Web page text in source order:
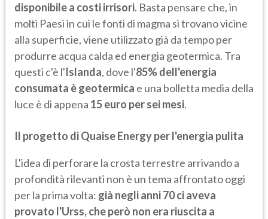
disponibile a costi irrisori. Basta pensare che, in
molti Paesi in cui le fonti di magma si trovano vicine
alla superficie, viene utilizzato già da tempo per
produrre acqua calda ed energia geotermica. Tra
questi c'è l'Islanda, dove l'85% dell'energia
consumata è geotermica e una bolletta media della
luce è di appena 15 euro per sei mesi.
Il progetto di Quaise Energy per l'energia pulita
L'idea di perforare la crosta terrestre arrivando a
profondità rilevanti non è un tema affrontato oggi
per la prima volta: già negli anni 70 ci aveva
provato l'Urss, che però non era riuscita a